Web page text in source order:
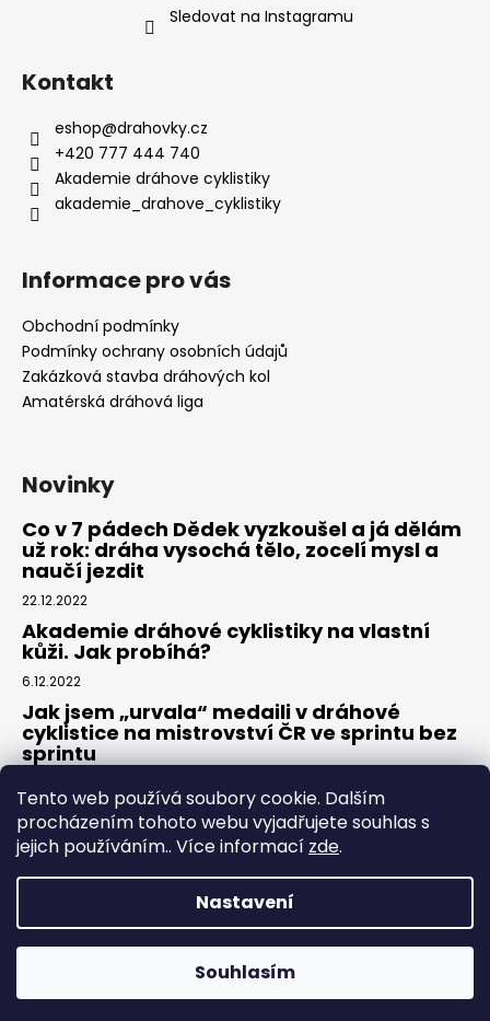
Tento web používá soubory cookie. Dalším
procházením tohoto webu vyjadřujete souhlas s
jejich používáním.. Více informací zde.
Nastavení
Souhlasím
Sledovat na Instagramu
Kontakt
eshop@drahovky.cz
+420 777 444 740
Akademie dráhove cyklistiky
akademie_drahove_cyklistiky
Informace pro vás
Obchodní podmínky
Podmínky ochrany osobních údajů
Zakázková stavba dráhových kol
Amatérská dráhová liga
Novinky
Co v 7 pádech Dědek vyzkoušel a já dělám
už rok: dráha vysochá tělo, zocelí mysl a
naučí jezdit
22.12.2022
Akademie dráhové cyklistiky na vlastní
kůži. Jak probíhá?
6.12.2022
Jak jsem „urvala“ medaili v dráhové
cyklistice na mistrovství ČR ve sprintu bez
sprintu
Dráhovky.cz. Všechna práva vyhrazena.